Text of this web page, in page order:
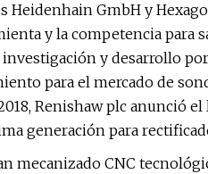
Heidenhain GmbH y
y la competencia para
y desarrollo
para el mercado de
Renishaw plc anunció
generación para
mecanizado CNC